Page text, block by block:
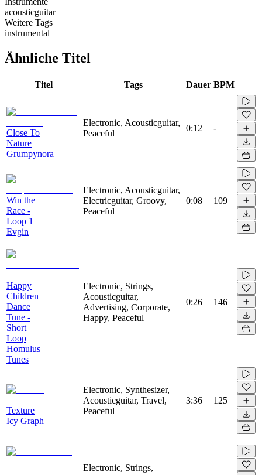
acousticguitar
Weitere Tags
instrumental
Ähnliche Titel
Titel Tags Dauer BPM
Close To
Nature
Grumpynora
Electronic, Acousticguitar,
Peaceful
0:12 -
Win the
Race -
Loop 1
Evgin
Electronic, Acousticguitar,
Electricguitar, Groovy,
Peaceful
0:08 109
Happy
Children
Dance
Tune -
Short
Loop
Homulus
Tunes
Electronic, Strings,
Acousticguitar,
Advertising, Corporate,
Happy, Peaceful
0:26 146
Texture
Icy Graph
Electronic, Synthesizer,
Acousticguitar, Travel,
Peaceful
3:36 125
Electronic, Strings,